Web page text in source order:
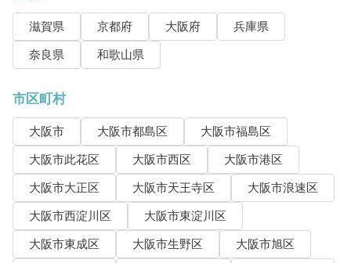
滋賀県 京都府 大阪府
兵庫県
奈良県
和歌山県
市区町村
大阪市 大阪市都島区
大阪市福島区
大阪市此花区
大阪市西区
大阪市港区
大阪市大正区
大阪市天王寺区
大阪市浪速区
大阪市西淀川区
大阪市東淀川区
大阪市東成区
大阪市生野区
大阪市旭区